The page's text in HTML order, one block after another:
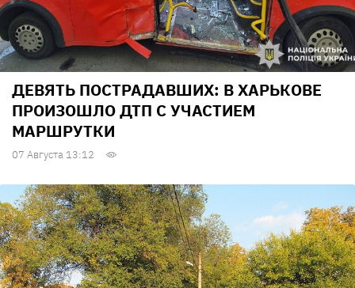
ДЕВЯТЬ ПОСТРАДАВШИХ: В ХАРЬКОВЕ
ПРОИЗОШЛО ДТП С УЧАСТИЕМ
МАРШРУТКИ
07 Августа 13:12